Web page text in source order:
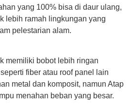
yang 100% bisa di daur ulang,
lebih ramah lingkungan yang
pelestarian alam.
memiliki bobot lebih ringan
fiber atau roof panel lain
metal dan komposit, namun Atap
menahan beban yang besar.